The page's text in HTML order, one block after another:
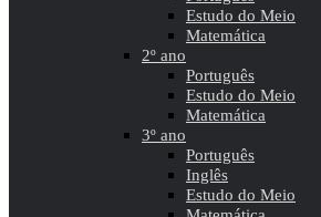
Estudo do Meio
Matemática
2º ano
Português
Estudo do Meio
Matemática
3º ano
Português
Inglês
Estudo do Meio